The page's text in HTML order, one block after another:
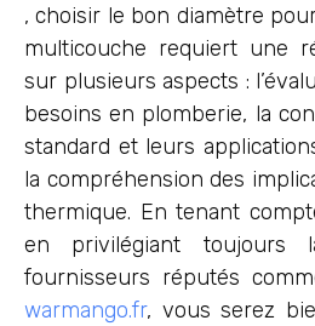
, choisir le bon diamètre
multicouche requiert une
sur plusieurs aspects :
besoins en plomberie, la
standard et leurs
la compréhension des
thermique. En tenant
en privilégiant toujours
fournisseurs réputés
warmango.fr, vous serez